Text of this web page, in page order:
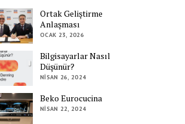
Ortak Geliştirme
Anlaşması
OCAK 23, 2026
Bilgisayarlar Nasıl
Düşünür?
NISAN 26, 2024
Beko Eurocucina
NISAN 22, 2024